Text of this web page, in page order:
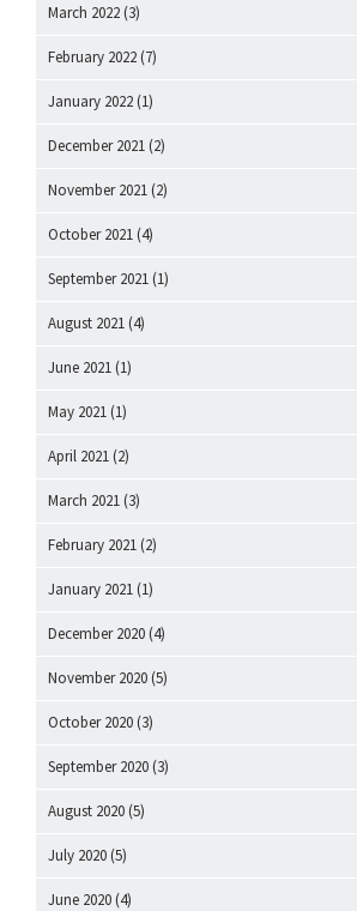
March 2022 (3)
February 2022 (7)
January 2022 (1)
December 2021 (2)
November 2021 (2)
October 2021 (4)
September 2021 (1)
August 2021 (4)
June 2021 (1)
May 2021 (1)
April 2021 (2)
March 2021 (3)
February 2021 (2)
January 2021 (1)
December 2020 (4)
November 2020 (5)
October 2020 (3)
September 2020 (3)
August 2020 (5)
July 2020 (5)
June 2020 (4)